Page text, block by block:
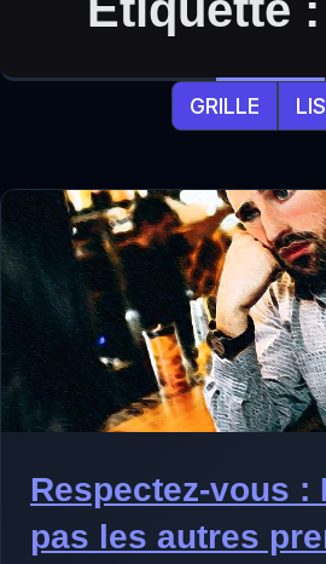
GRILLE
Respectez-vous :
pas les autres